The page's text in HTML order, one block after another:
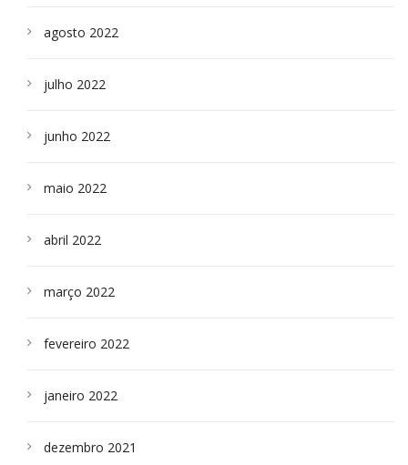
agosto 2022
julho 2022
junho 2022
maio 2022
abril 2022
março 2022
fevereiro 2022
janeiro 2022
dezembro 2021